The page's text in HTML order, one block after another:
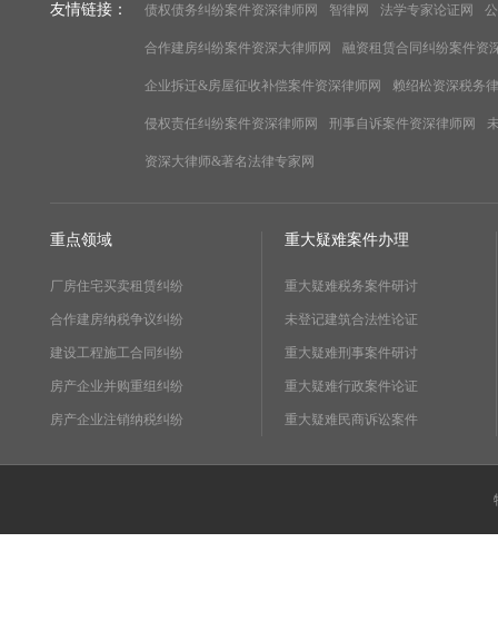
友情链接： 债权债务纠纷案件资深律师网 智律网 法学专家论证网
合作建房纠纷案件资深大律师网 融资租赁合同纠纷案件资
企业拆迁&房屋征收补偿案件资深律师网 赖绍松资深税务
侵权责任纠纷案件资深律师网 刑事自诉案件资深律师网
资深大律师&著名法律专家网
重点领域
厂房住宅买卖租赁纠纷
合作建房纳税争议纠纷
建设工程施工合同纠纷
房产企业并购重组纠纷
房产企业注销纳税纠纷
重大疑难案件办理
重大疑难税务案件研讨
未登记建筑合法性论证
重大疑难刑事案件研讨
重大疑难行政案件论证
重大疑难民商诉讼案件